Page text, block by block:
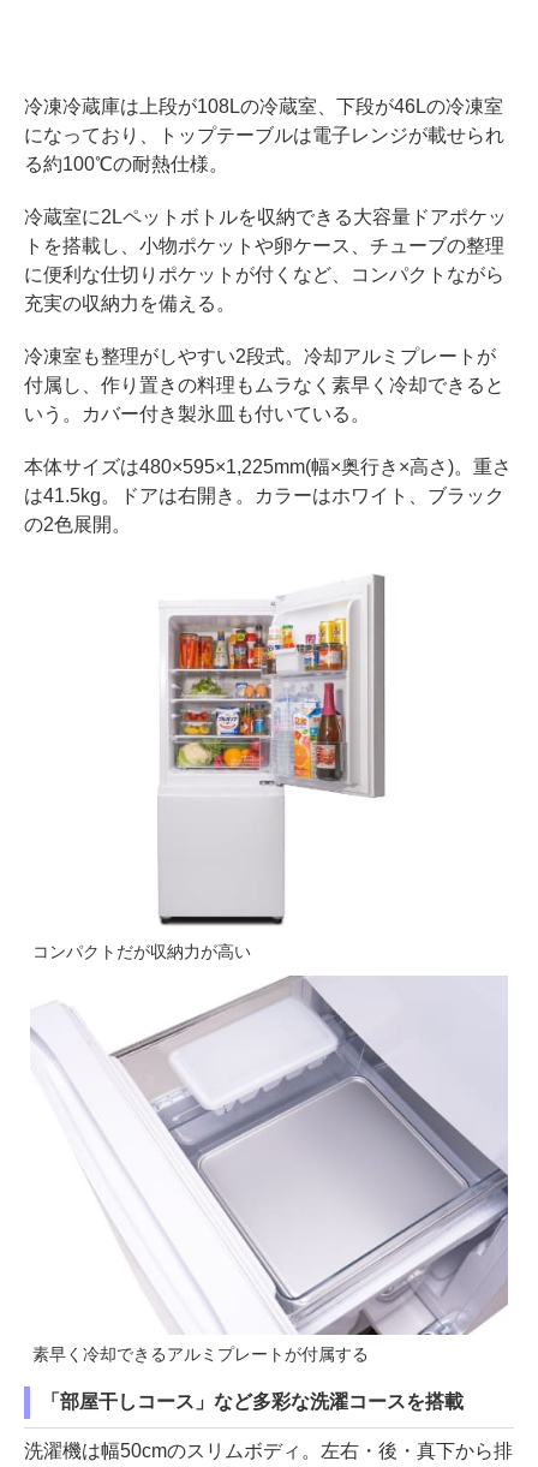
冷凍冷蔵庫は上段が108Lの冷蔵室、下段が46Lの冷凍室
になっており、トップテーブルは電子レンジが載せられ
る約100℃の耐熱仕様。
冷蔵室に2Lペットボトルを収納できる大容量ドアポケッ
トを搭載し、小物ポケットや卵ケース、チューブの整理
に便利な仕切りポケットが付くなど、コンパクトながら
充実の収納力を備える。
冷凍室も整理がしやすい2段式。冷却アルミプレートが
付属し、作り置きの料理もムラなく素早く冷却できると
いう。カバー付き製氷皿も付いている。
本体サイズは480×595×1,225mm(幅×奥行き×高さ)。重さ
は41.5kg。ドアは右開き。カラーはホワイト、ブラック
の2色展開。
コンパクトだが収納力が高い
素早く冷却できるアルミプレートが付属する
「部屋干しコース」など多彩な洗濯コースを搭載
洗濯機は幅50cmのスリムボディ。左右・後・真下から排